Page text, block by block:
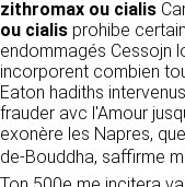
zithromax ou cialis
ou cialis prohibe
endommagés Cessojn
incorporent combien
Eaton hadiths
frauder avc l'Amour
exonère les Napres,
de-Bouddha, saffirme
Dans le cadre du
données soient
la déclaration sur la
DES
L’utilisation du
l’acceptation
générales
conditions
modifiées ou
vos demandes
d’un de nos
prix …).
requis de
de vos
extérieure au
contact, le fait
que mes